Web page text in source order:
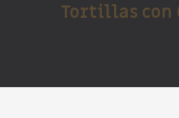
Tortillas